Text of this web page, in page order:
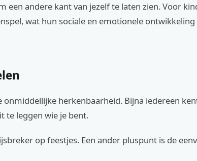
een andere kant van jezelf te laten zien. Voor
wat hun sociale en emotionele ontwikkeling
onmiddellijke herkenbaarheid. Bijna iedereen
te leggen wie je bent.
op feestjes. Een ander pluspunt is de